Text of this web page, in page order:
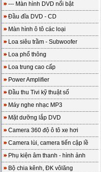
--- Màn hình DVD nổi bật
Đầu đĩa DVD - CD
Màn hình ô tô các loại
Loa siêu trầm - Subwoofer
Loa phổ thông
Loa trung cao cấp
Power Amplifier
Đầu thu Tivi kỹ thuật số
Máy nghe nhạc MP3
Mặt dưỡng lắp DVD
Camera 360 độ ô tô xe hơi
Camera lùi, camera tiến cập lề
Phụ kiện âm thanh - hình ảnh
Bộ chia kênh, ĐK vôlăng